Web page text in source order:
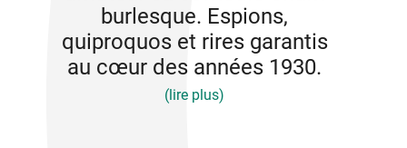
burlesque. Espions,
quiproquos et rires garantis
au cœur des années 1930.
(lire plus)